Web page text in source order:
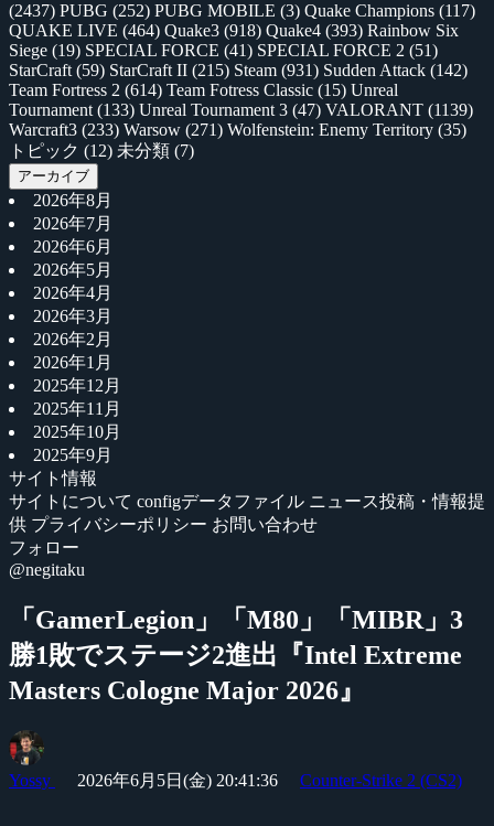
(2437) PUBG (252) PUBG MOBILE (3) Quake Champions (117)
QUAKE LIVE (464) Quake3 (918) Quake4 (393) Rainbow Six
Siege (19) SPECIAL FORCE (41) SPECIAL FORCE 2 (51)
StarCraft (59) StarCraft II (215) Steam (931) Sudden Attack (142)
Team Fortress 2 (614) Team Fotress Classic (15) Unreal
Tournament (133) Unreal Tournament 3 (47) VALORANT (1139)
Warcraft3 (233) Warsow (271) Wolfenstein: Enemy Territory (35)
トピック (12) 未分類 (7)
アーカイブ
2026年8月
2026年7月
2026年6月
2026年5月
2026年4月
2026年3月
2026年2月
2026年1月
2025年12月
2025年11月
2025年10月
2025年9月
サイト情報
サイトについて configデータファイル ニュース投稿・情報提
供 プライバシーポリシー お問い合わせ
フォロー
@negitaku
「GamerLegion」「M80」「MIBR」3
勝1敗でステージ2進出『Intel Extreme
Masters Cologne Major 2026』
Yossy 2026年6月5日(金) 20:41:36 Counter-Strike 2 (CS2)